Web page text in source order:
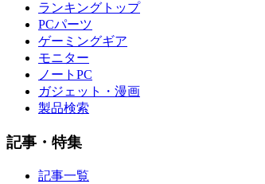
ランキングトップ
PCパーツ
ゲーミングギア
モニター
ノートPC
ガジェット・漫画
製品検索
記事・特集
記事一覧